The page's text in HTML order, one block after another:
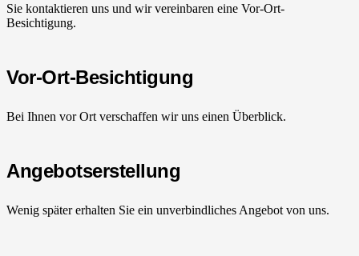
Sie kontaktieren uns und wir vereinbaren eine Vor-Ort-
Besichtigung.
Vor-Ort-Besichtigung
Bei Ihnen vor Ort verschaffen wir uns einen Überblick.
Angebotserstellung
Wenig später erhalten Sie ein unverbindliches Angebot von uns.